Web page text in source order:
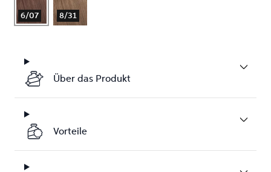
6/07 8/31
Über das Produkt
Vorteile